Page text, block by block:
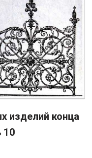
изделий конца
10